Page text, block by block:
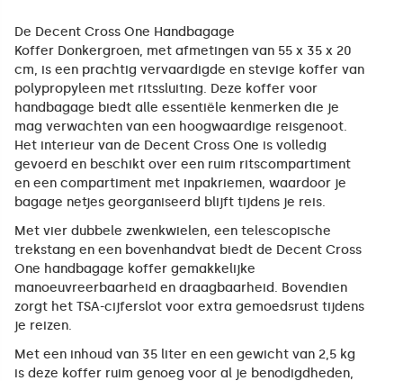
De Decent Cross One Handbagage
Koffer Donkergroen, met afmetingen van 55 x 35 x 20
cm, is een prachtig vervaardigde en stevige koffer van
polypropyleen met ritssluiting. Deze koffer voor
handbagage biedt alle essentiële kenmerken die je
mag verwachten van een hoogwaardige reisgenoot.
Het interieur van de Decent Cross One is volledig
gevoerd en beschikt over een ruim ritscompartiment
en een compartiment met inpakriemen, waardoor je
bagage netjes georganiseerd blijft tijdens je reis.
Met vier dubbele zwenkwielen, een telescopische
trekstang en een bovenhandvat biedt de Decent Cross
One handbagage koffer gemakkelijke
manoeuvreerbaarheid en draagbaarheid. Bovendien
zorgt het TSA-cijferslot voor extra gemoedsrust tijdens
je reizen.
Met een inhoud van 35 liter en een gewicht van 2,5 kg
is deze koffer ruim genoeg voor al je benodigdheden,